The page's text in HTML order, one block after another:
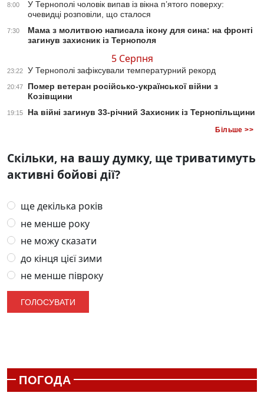
8:00
У Тернополі чоловік випав із вікна п’ятого поверху:
очевидці розповіли, що сталося
7:30
Мама з молитвою написала ікону для сина: на фронті
загинув захисник із Тернополя
5 Серпня
23:22 У Тернополі зафіксували температурний рекорд
20:47
Помер ветеран російсько-української війни з
Козівщини
19:15 На війні загинув 33-річний Захисник із Тернопільщини
Більше >>
Скільки, на вашу думку, ще триватимуть
активні бойові дії?
ще декілька років
не менше року
не можу сказати
до кінця цієї зими
не менше півроку
ПОГОДА